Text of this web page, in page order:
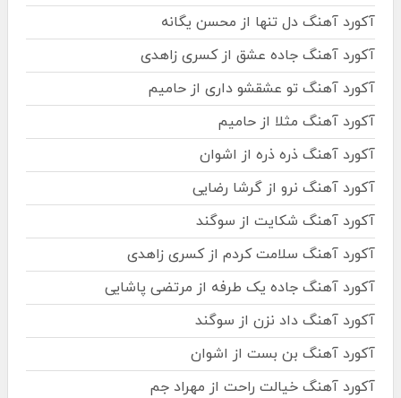
آکورد آهنگ دل تنها از محسن یگانه
آکورد آهنگ جاده عشق از کسری زاهدی
آکورد آهنگ تو عشقشو داری از حامیم
آکورد آهنگ مثلا از حامیم
آکورد آهنگ ذره ذره از اشوان
آکورد آهنگ نرو از گرشا رضایی
آکورد آهنگ شکایت از سوگند
آکورد آهنگ سلامت کردم از کسری زاهدی
آکورد آهنگ جاده یک طرفه از مرتضی پاشایی
آکورد آهنگ داد نزن از سوگند
آکورد آهنگ بن بست از اشوان
آکورد آهنگ خیالت راحت از مهراد جم